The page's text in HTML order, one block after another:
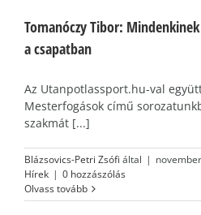
Tomanóczy Tibor:
a csapatban
Az Utanpotlassport.hu-val
Mesterfogások című
szakmát [...]
Blázsovics-Petri Zsófi által |
Hírek | 0 hozzászólás
Olvass tovább